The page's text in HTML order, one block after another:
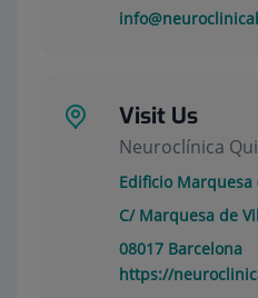
Visit Us
Neuroclínica
Edificio Marquesa
C/ Marquesa de
08017 Barcelona
https://